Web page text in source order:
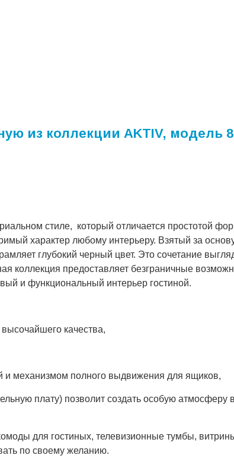
из коллекции AKTIV, модель
стиле, который отличается простотой
характер любому интерьеру. Взятый за
глубокий черный цвет. Это сочетание
коллекция предоставляет безграничные
и функциональный интерьер гостиной.
качества,
и механизмом полного выдвижения для ящиков,
плату) позволит создать особую атмосферу
для гостиных, телевизионные тумбы,
по своему желанию.